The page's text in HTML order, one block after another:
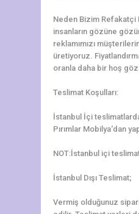
Neden Bizim Refakatçi
insanların gözüne
reklamımızı
üretiyoruz.
oranla daha bir hoş
Teslimat Koşulları:
İstanbul İçi
Pırımlar Mobilya‘dan
NOT:İstanbul içi
İstanbul Dışı Teslimat;
Vermiş olduğunuz